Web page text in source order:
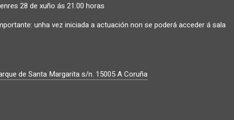
28 de xuño ás 21.00 horas
unha vez iniciada a actuación non se poderá acceder á sala
de Santa Margarita s/n. 15005A Coruña